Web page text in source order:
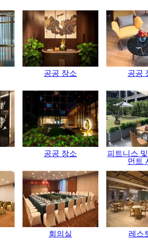
공공 장소 공공
공공 장소
피트니스
먼트
회의실 레스